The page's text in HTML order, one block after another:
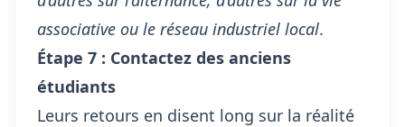
associative ou le réseau industriel local.
Étape 7 : Contactez des anciens
étudiants
Leurs retours en disent long sur la réalité